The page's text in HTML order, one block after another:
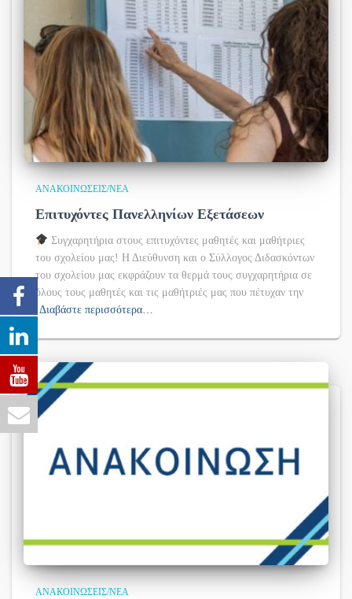
ΑΝΑΚΟΙΝΏΣΕΙΣ/ΝΈΑ
Επιτυχόντες Πανελληνίων Εξετάσεων
Συγχαρητήρια στους επιτυχόντες μαθητές και μαθήτριες
του σχολείου μας! Η Διεύθυνση και ο Σύλλογος Διδασκόντων
του σχολείου μας εκφράζουν τα θερμά τους συγχαρητήρια σε
όλους τους μαθητές και τις μαθήτριές μας που πέτυχαν την
Διαβάστε περισσότερα…
ΑΝΑΚΟΙΝΏΣΕΙΣ/ΝΈΑ